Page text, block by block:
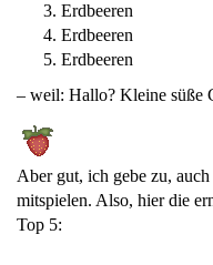
Erdbeeren
Erdbeeren
Erdbeeren
– weil: Hallo? Kleine süße
Aber gut, ich gebe zu,
mitspielen. Also, hier die
Top 5: